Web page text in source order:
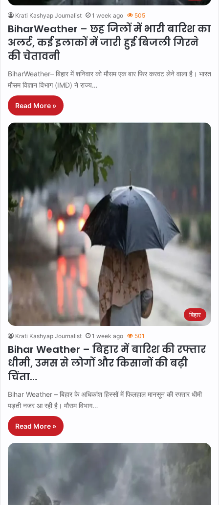
Krati Kashyap Journalist 1 week ago 505
BiharWeather – छह जिलों में भारी बारिश का
अलर्ट, कई इलाकों में जारी हुई बिजली गिरने
की चेतावनी
BiharWeather– बिहार में शनिवार को मौसम एक बार फिर करवट लेने वाला है। भारत
मौसम विज्ञान विभाग (IMD) ने राज्य…
Read More »
बिहार
Krati Kashyap Journalist 1 week ago 501
Bihar Weather – बिहार में बारिश की रफ्तार
धीमी, उमस से लोगों और किसानों की बढ़ी
चिंता…
Bihar Weather – बिहार के अधिकांश हिस्सों में फिलहाल मानसून की रफ्तार धीमी
पड़ती नजर आ रही है। मौसम विभाग…
Read More »